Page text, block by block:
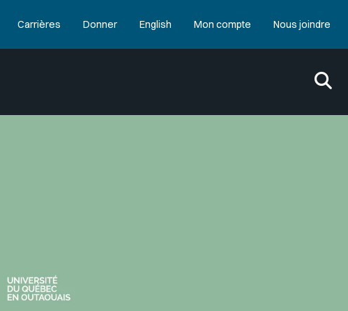
Carrières Donner English Mon compte Nous joindre